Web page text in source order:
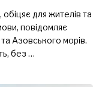
для жителів та
повідомляє
Азовського морів.
без …